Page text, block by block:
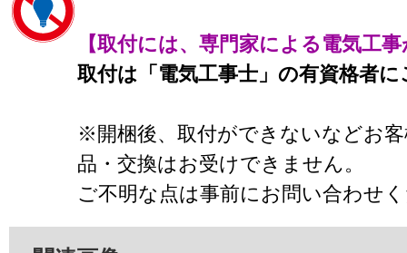
【取付には、専門家による電気工
取付は「電気工事士」の有資格者
※開梱後、取付ができないなどお
品・交換はお受けできません。
ご不明な点は事前にお問い合わせ